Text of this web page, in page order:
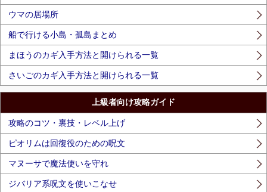
ウマの居場所
船で行ける小島・孤島まとめ
まほうのカギ入手方法と開けられる一覧
さいごのカギ入手方法と開けられる一覧
上級者向け攻略ガイド
攻略のコツ・裏技・レベル上げ
ピオリムは回復役のための呪文
マヌーサで魔法使いを守れ
ジバリア系呪文を使いこなせ